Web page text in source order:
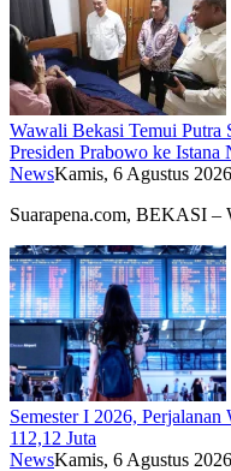
Wawali Bekasi Temui Putra
Presiden Prabowo ke Istana
NewsKamis, 6 Agustus
Suarapena.com, BEKASI
Semester I 2026,
112,12 Juta
NewsKamis, 6 Agustus